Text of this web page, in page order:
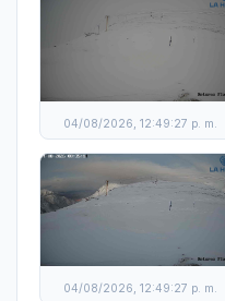
04/08/2026, 12:49:27 p. m.
04/08/2026, 12:49:27 p. m.